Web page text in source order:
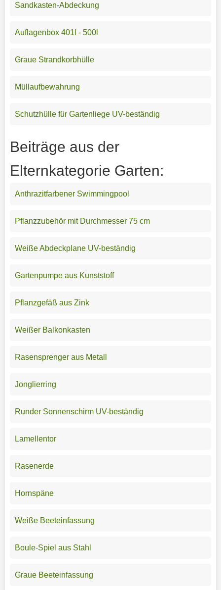
Sandkasten-Abdeckung
Auflagenbox 401l - 500l
Graue Strandkorbhülle
Müllaufbewahrung
Schutzhülle für Gartenliege UV-beständig
Beiträge aus der
Elternkategorie Garten:
Anthrazitfarbener Swimmingpool
Pflanzzubehör mit Durchmesser 75 cm
Weiße Abdeckplane UV-beständig
Gartenpumpe aus Kunststoff
Pflanzgefäß aus Zink
Weißer Balkonkasten
Rasensprenger aus Metall
Jonglierring
Runder Sonnenschirm UV-beständig
Lamellentor
Rasenerde
Hornspäne
Weiße Beeteinfassung
Boule-Spiel aus Stahl
Graue Beeteinfassung